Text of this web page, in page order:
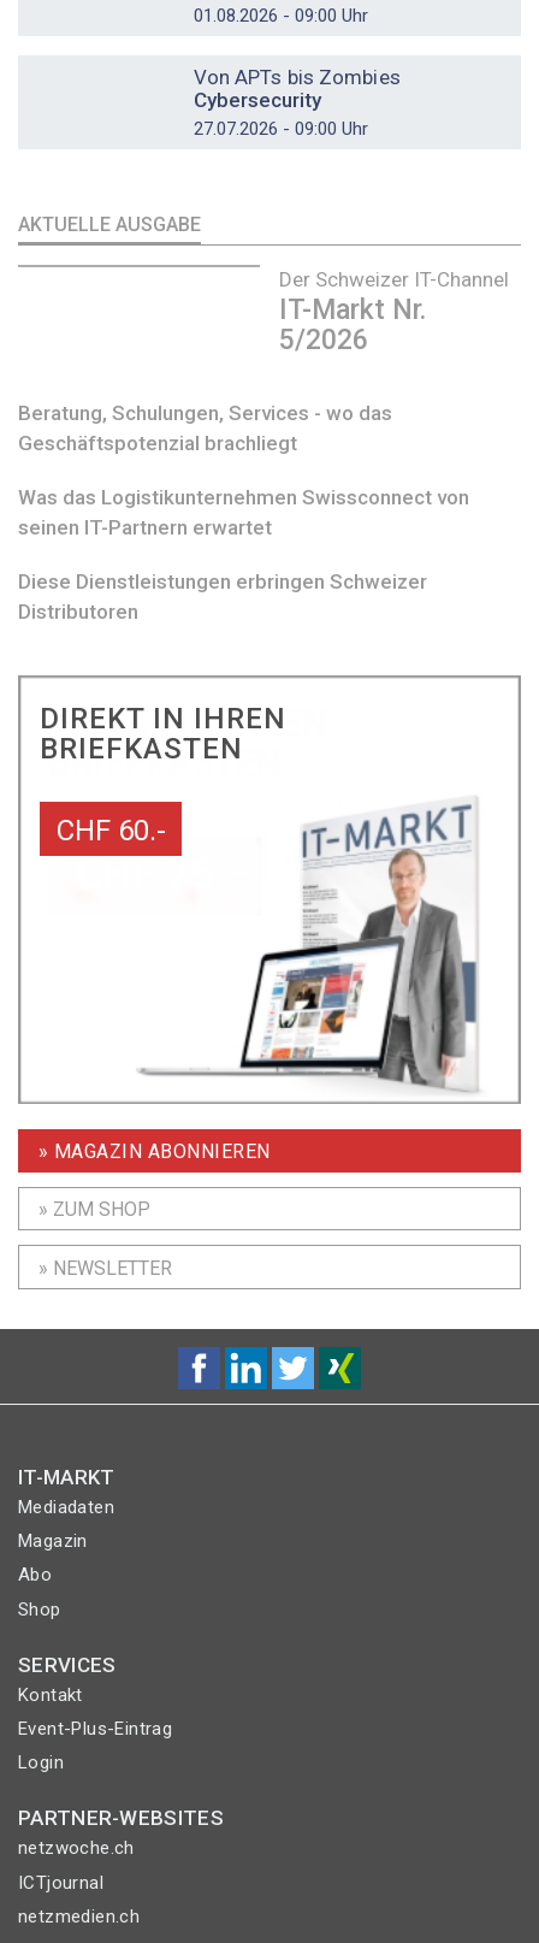
01.08.2026 - 09:00 Uhr
Von APTs bis Zombies
Cybersecurity
27.07.2026 - 09:00 Uhr
AKTUELLE AUSGABE
Der Schweizer IT-Channel
IT-Markt Nr.
5/2026
Beratung, Schulungen, Services - wo das
Geschäftspotenzial brachliegt
Was das Logistikunternehmen Swissconnect von
seinen IT-Partnern erwartet
Diese Dienstleistungen erbringen Schweizer
Distributoren
DIREKT IN IHREN
BRIEFKASTEN
CHF 60.-
» MAGAZIN ABONNIEREN
» ZUM SHOP
» NEWSLETTER
IT-MARKT
Mediadaten
Magazin
Abo
Shop
SERVICES
Kontakt
Event-Plus-Eintrag
Login
PARTNER-WEBSITES
netzwoche.ch
ICTjournal
netzmedien.ch